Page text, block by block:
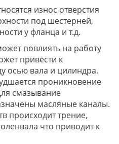
износ отверстия
под шестерней,
у фланца и т.д.
повлиять на работу
привести к
осью вала и цилиндра.
проникновение
смазывание
масляные каналы.
происходит трение,
что приводит к